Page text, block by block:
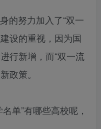
努力加入了“双一
设的重视，因为国
行新增，而“双一流
政策。
”有哪些高校呢，